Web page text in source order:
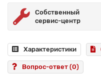
Собственный
сервис-центр
Характеристики
Вопрос-ответ (0)